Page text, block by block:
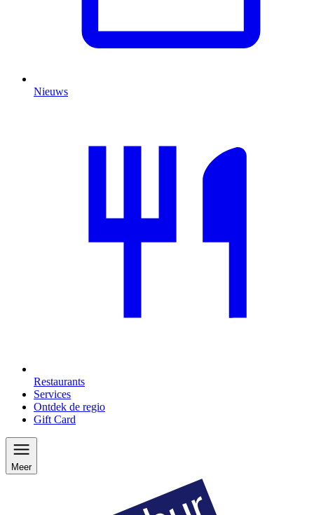
Nieuws
Restaurants
Services
Ontdek de regio
Gift Card
Meer